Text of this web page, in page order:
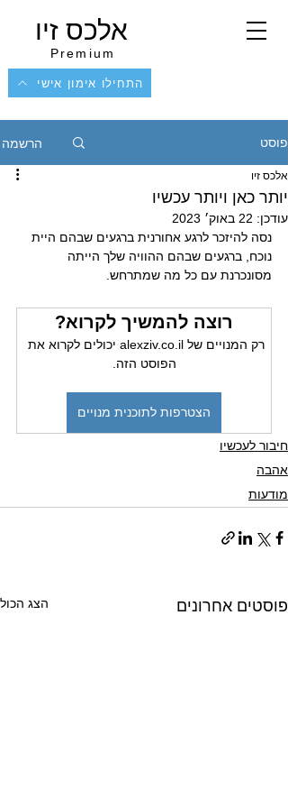
אלכס זיו
Premium
התחילו אימון אישי
פוסט הרשמה
יותר כאן ויותר עכשיו
אלכס זיו
עודכן: 22 באוק׳ 2023
נסה להיזכר לרגע אחורנית ברגעים שבהם היית
נוכח, ברגעים שבהם ההוויה שלך הייתה
מסונכרנת עם כל מה שמתרחש.
רוצה להמשיך לקרוא?
רק המנויים של alexziv.co.il יכולים לקרוא את
הפוסט הזה.
הצטרפות לתוכנית מנויים
חיבור לעכשיו
אהבה
מודעות
פוסטים אחרונים הצג הכול